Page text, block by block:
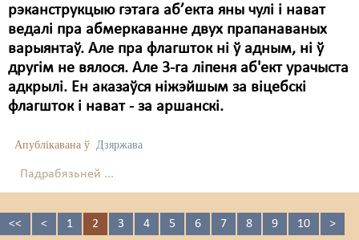
рэканструкцыю гэтага аб’екта яны чулі і нават
ведалі пра абмеркаванне двух прапанаваных
варыянтаў. Але пра флагшток ні ў адным, ні ў
другім не вялося. Але 3-га ліпеня аб'ект урачыста
адкрылі. Ен аказаўся ніжэйшым за віцебскі
флагшток і нават - за аршанскі.
Апублікавана ў Дзяржава
Падрабязьней ...
<< < 1 2 3 4 5 6 7 8 9 10 >